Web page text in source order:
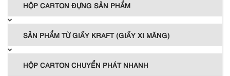
HỘP CARTON ĐỰNG SẢN PHẨM
SẢN PHẨM TỪ GIẤY KRAFT (GIẤY XI MĂNG)
HỘP CARTON CHUYỂN PHÁT NHANH